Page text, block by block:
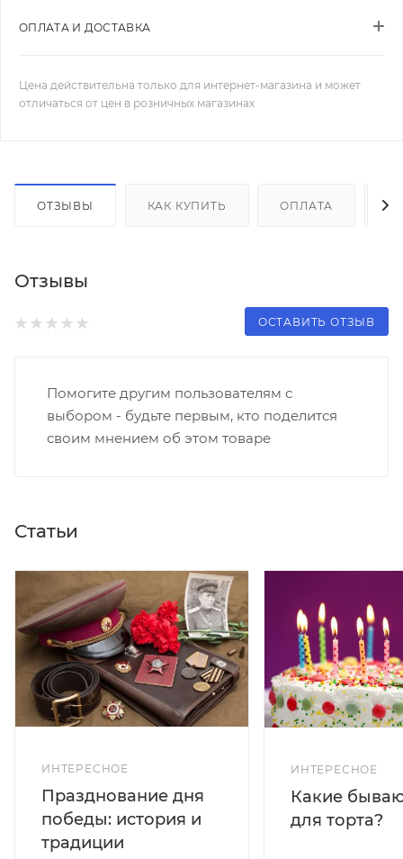
ОПЛАТА И ДОСТАВКА
Цена действительна только для интернет-магазина и может
отличаться от цен в розничных магазинах
ОТЗЫВЫ КАК КУПИТЬ ОПЛАТА
Отзывы
ОСТАВИТЬ ОТЗЫВ
Помогите другим пользователям с
выбором - будьте первым, кто поделится
своим мнением об этом товаре
Статьи
ИНТЕРЕСНОЕ
Празднование дня
победы: история и
традиции
ИНТЕРЕСНОЕ
Какие
для торта?